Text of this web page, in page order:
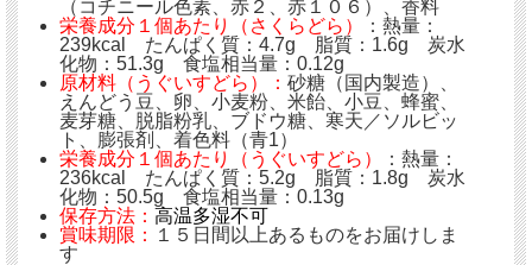
（コチニール色素、赤２、赤１０６）、香料
栄養成分１個あたり（さくらどら）
：熱量：
239kcal たんぱく質：4.7g 脂質：1.6g 炭水
化物：51.3g 食塩相当量：0.12g
原材料（うぐいすどら）： 砂糖（国内製造）、
えんどう豆、卵、小麦粉、米飴、小豆、蜂蜜、
麦芽糖、脱脂粉乳、ブドウ糖、寒天／ソルビッ
ト、膨張剤、着色料（青1）
栄養成分１個あたり（うぐいすどら）
：熱量：
236kcal たんぱく質：5.2g 脂質：1.8g 炭水
化物：50.5g 食塩相当量：0.13g
保存方法： 高温多湿不可
賞味期限：
１５日間以上あるものをお届けしま
す